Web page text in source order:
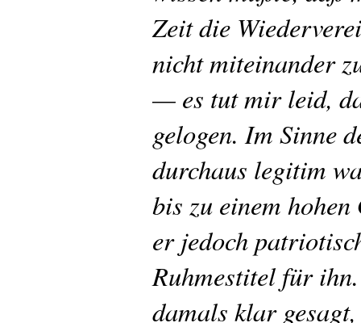
Zeit die
nicht miteinander
— es tut mir leid,
gelogen. Im Sinne
durchaus legitim
bis zu einem
er jedoch
Ruhmestitel für
damals klar